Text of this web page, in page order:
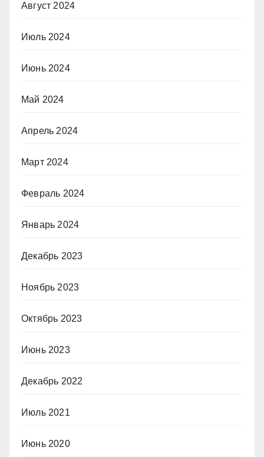
Август 2024
Июль 2024
Июнь 2024
Май 2024
Апрель 2024
Март 2024
Февраль 2024
Январь 2024
Декабрь 2023
Ноябрь 2023
Октябрь 2023
Июнь 2023
Декабрь 2022
Июль 2021
Июнь 2020